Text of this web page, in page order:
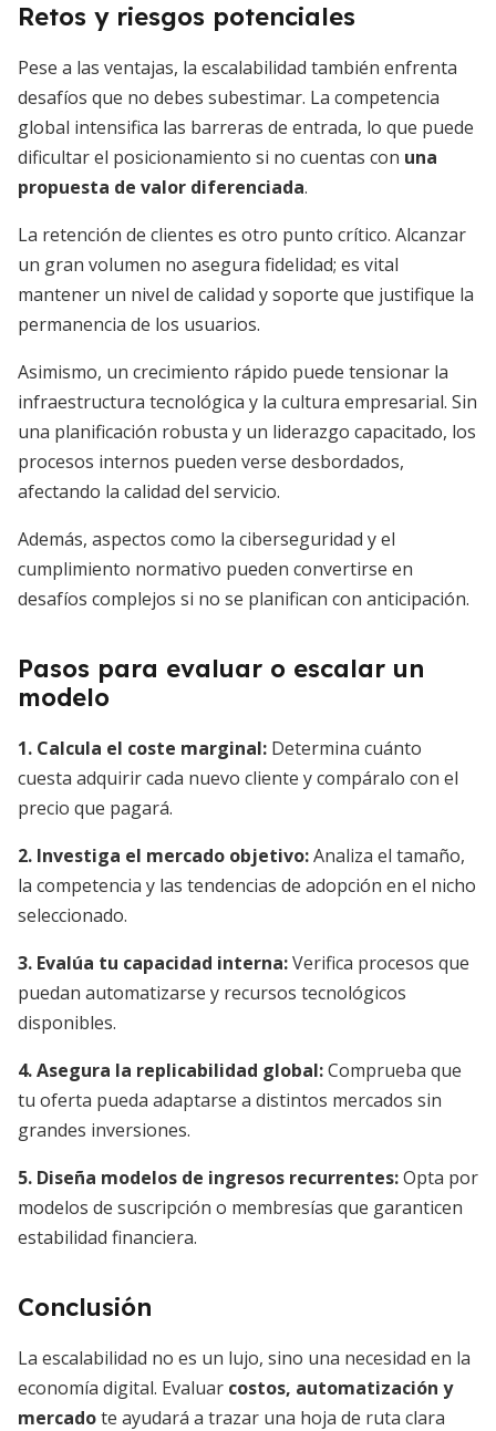
Retos y riesgos potenciales
Pese a las ventajas, la escalabilidad también enfrenta
desafíos que no debes subestimar. La competencia
global intensifica las barreras de entrada, lo que puede
dificultar el posicionamiento si no cuentas con una
propuesta de valor diferenciada.
La retención de clientes es otro punto crítico. Alcanzar
un gran volumen no asegura fidelidad; es vital
mantener un nivel de calidad y soporte que justifique la
permanencia de los usuarios.
Asimismo, un crecimiento rápido puede tensionar la
infraestructura tecnológica y la cultura empresarial. Sin
una planificación robusta y un liderazgo capacitado, los
procesos internos pueden verse desbordados,
afectando la calidad del servicio.
Además, aspectos como la ciberseguridad y el
cumplimiento normativo pueden convertirse en
desafíos complejos si no se planifican con anticipación.
Pasos para evaluar o escalar un
modelo
1. Calcula el coste marginal: Determina cuánto
cuesta adquirir cada nuevo cliente y compáralo con el
precio que pagará.
2. Investiga el mercado objetivo:Analiza el tamaño,
la competencia y las tendencias de adopción en el nicho
seleccionado.
3. Evalúa tu capacidad interna:Verifica procesos que
puedan automatizarse y recursos tecnológicos
disponibles.
4. Asegura la replicabilidad global:Comprueba que
tu oferta pueda adaptarse a distintos mercados sin
grandes inversiones.
5. Diseña modelos de ingresos recurrentes:Opta por
modelos de suscripción o membresías que garanticen
estabilidad financiera.
Conclusión
La escalabilidad no es un lujo, sino una necesidad en la
economía digital. Evaluar costos, automatización y
mercadote ayudará a trazar una hoja de ruta clara